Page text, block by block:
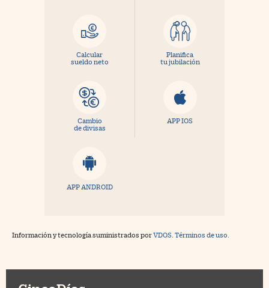
Calcular
sueldo neto
Planifica
tu jubilación
Cambio
de divisas
APP IOS
APP ANDROID
Información y tecnología suministrados porVDOS Términos de uso.